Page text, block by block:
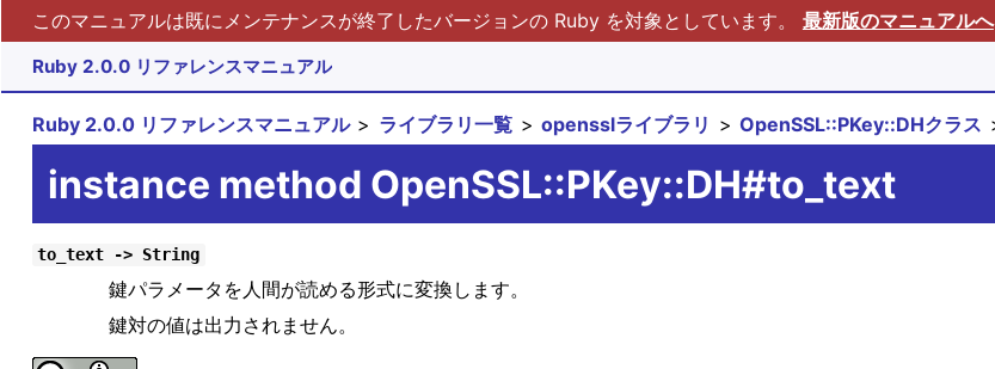
このマニュアルは既にメンテナンスが終了したバージョンの Ruby を対象としています。 最新版のマニュアルへ
Ruby 2.0.0 リファレンスマニュアル
Ruby 2.0.0 リファレンスマニュアル ライブラリ一覧 opensslライブラリ OpenSSL::PKey::DHクラス
instance method OpenSSL::PKey::DH#to_text
to_text -> String
鍵パラメータを人間が読める形式に変換します。
鍵対の値は出力されません。